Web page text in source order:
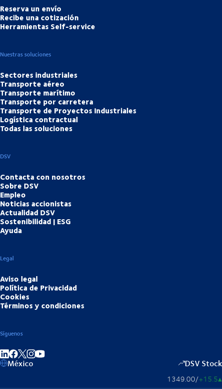
Reserva un envío
Recibe una cotización
Herramientas Self-service
Nuestras soluciones
Sectores industriales
Transporte aéreo
Transporte marítimo
Transporte por carretera
Transporte de Proyectos Industriales
Logística contractual
Todas las soluciones
DSV
Contacta con nosotros
Sobre DSV
Empleo
Noticias accionistas
Actualidad DSV
Sostenibilidad | ESG
Ayuda
Legal
Aviso legal
Política de Privacidad
Cookies
Términos y condiciones
Síguenos
Compartir en enlace
Compartir en Facebook
Compartir en Instagram
México DSV Stock
1349.00/+15.5▴